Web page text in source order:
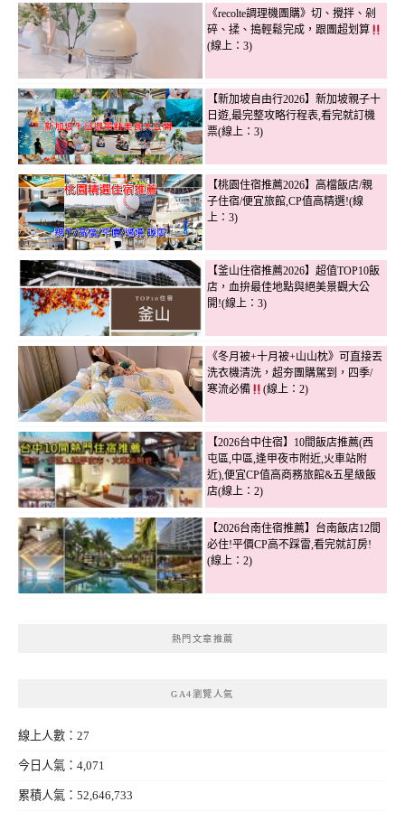
《recolte調理機團購》切、攪拌、剁
碎、揉、搗輕鬆完成，跟團超划算
(線上：3)
【新加坡自由行2026】新加坡親子十
日遊,最完整攻略行程表,看完就訂機
票(線上：3)
【桃園住宿推薦2026】高檔飯店/親
子住宿/便宜旅館,CP值高精選!(線
上：3)
【釜山住宿推薦2026】超值TOP10飯
店，血拚最佳地點與絕美景觀大公
開!(線上：3)
《冬月被+十月被+山山枕》可直接丟
洗衣機清洗，超夯團購駕到，四季/
寒流必備
(線上：2)
【2026台中住宿】10間飯店推薦(西
屯區,中區,逢甲夜市附近,火車站附
近),便宜CP值高商務旅館&五星級飯
店(線上：2)
【2026台南住宿推薦】台南飯店12間
必住!平價CP高不踩雷,看完就訂房!
(線上：2)
熱門文章推薦
GA4瀏覽人氣
線上人數：27
今日人氣：4,071
累積人氣：52,646,733